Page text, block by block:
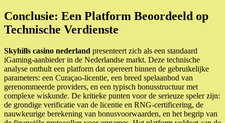
Conclusie: Een Platform Beoordeeld op
Technische Verdienste
Skyhills casino nederland presenteert zich als een standaard
iGaming-aanbieder in de Nederlandse markt. Deze technische
analyse onthult een platform dat opereert binnen de gebruikelijke
parameters: een Curaçao-licentie, een breed spelaanbod van
gerenommeerde providers, en een typisch bonusstructuur met
complexe wiskunde. De kritieke punten voor de serieuze speler zijn:
de grondige verificatie van de licentie en RNG-certificering, de
nauwkeurige berekening van bonusvoorwaarden, en het begrip van